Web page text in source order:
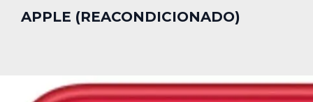
APPLE (REACONDICIONADO)